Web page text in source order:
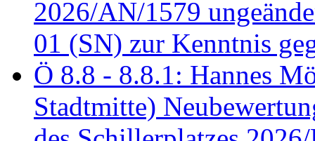
2026/AN/1579
01 (SN) zur Kenntnis
Ö 8.8 - 8.8.1: Hannes
Stadtmitte)